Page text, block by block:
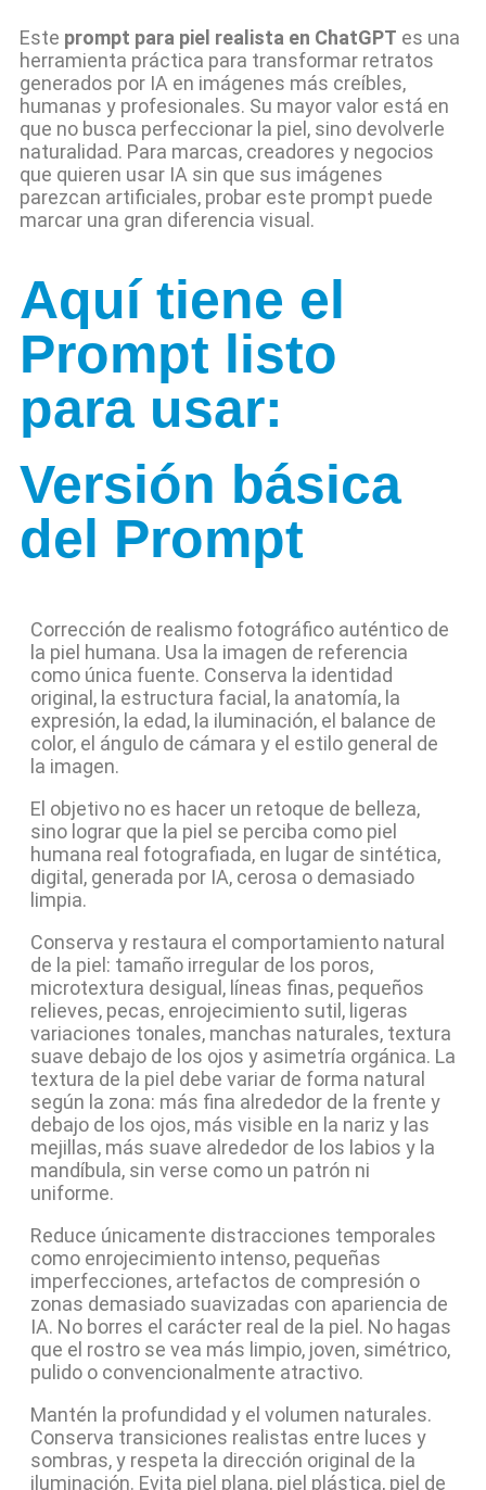
Este prompt para piel realista en ChatGPT es una
herramienta práctica para transformar retratos
generados por IA en imágenes más creíbles,
humanas y profesionales. Su mayor valor está en
que no busca perfeccionar la piel, sino devolverle
naturalidad. Para marcas, creadores y negocios
que quieren usar IA sin que sus imágenes
parezcan artificiales, probar este prompt puede
marcar una gran diferencia visual.
Aquí tiene el
Prompt listo
para usar:
Versión básica
del Prompt
Corrección de realismo fotográfico auténtico de
la piel humana. Usa la imagen de referencia
como única fuente. Conserva la identidad
original, la estructura facial, la anatomía, la
expresión, la edad, la iluminación, el balance de
color, el ángulo de cámara y el estilo general de
la imagen.
El objetivo no es hacer un retoque de belleza,
sino lograr que la piel se perciba como piel
humana real fotografiada, en lugar de sintética,
digital, generada por IA, cerosa o demasiado
limpia.
Conserva y restaura el comportamiento natural
de la piel: tamaño irregular de los poros,
microtextura desigual, líneas finas, pequeños
relieves, pecas, enrojecimiento sutil, ligeras
variaciones tonales, manchas naturales, textura
suave debajo de los ojos y asimetría orgánica. La
textura de la piel debe variar de forma natural
según la zona: más fina alrededor de la frente y
debajo de los ojos, más visible en la nariz y las
mejillas, más suave alrededor de los labios y la
mandíbula, sin verse como un patrón ni
uniforme.
Reduce únicamente distracciones temporales
como enrojecimiento intenso, pequeñas
imperfecciones, artefactos de compresión o
zonas demasiado suavizadas con apariencia de
IA. No borres el carácter real de la piel. No hagas
que el rostro se vea más limpio, joven, simétrico,
pulido o convencionalmente atractivo.
Mantén la profundidad y el volumen naturales.
Conserva transiciones realistas entre luces y
sombras, y respeta la dirección original de la
iluminación. Evita piel plana, piel plástica, piel de